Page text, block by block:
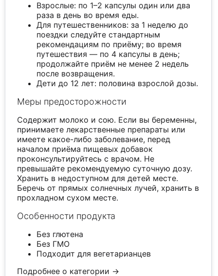
Взрослые: по 1–2 капсулы один или два
раза в день во время еды.
Для путешественников: за 1 неделю до
поездки следуйте стандартным
рекомендациям по приёму; во время
путешествия — по 4 капсулы в день;
продолжайте приём не менее 2 недель
после возвращения.
Дети до 12 лет: половина взрослой дозы.
Меры предосторожности
Содержит молоко и сою. Если вы беременны,
принимаете лекарственные препараты или
имеете какое-либо заболевание, перед
началом приёма пищевых добавок
проконсультируйтесь с врачом. Не
превышайте рекомендуемую суточную дозу.
Хранить в недоступном для детей месте.
Беречь от прямых солнечных лучей, хранить в
прохладном сухом месте.
Особенности продукта
Без глютена
Без ГМО
Подходит для вегетарианцев
Подробнее о категории →